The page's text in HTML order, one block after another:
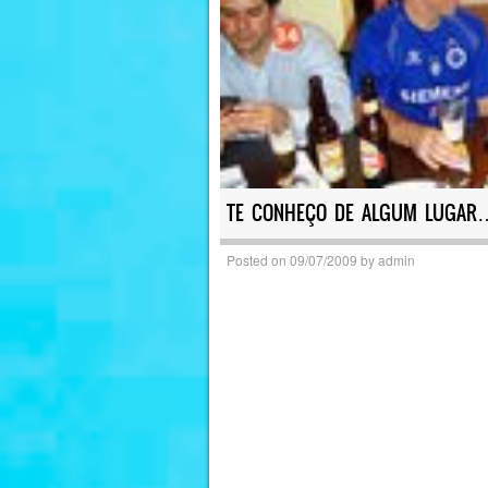
TE CONHEÇO DE ALGUM
Posted on 09/07/2009 byadmin